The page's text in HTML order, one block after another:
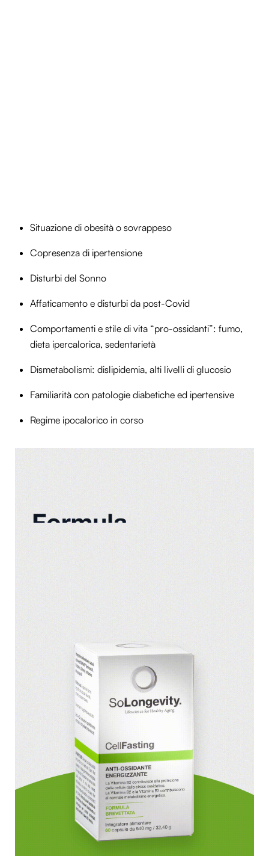
Situazione di obesità o sovrappeso
Copresenza di ipertensione
Disturbi del Sonno
Affaticamento e disturbi da post-Covid
Comportamenti e stile di vita “pro-ossidanti”: fumo,
dieta ipercalorica, sedentarietà
Dismetabolismi: dislipidemia, alti livelli di glucosio
Familiarità con patologie diabetiche ed ipertensive
Regime ipocalorico in corso